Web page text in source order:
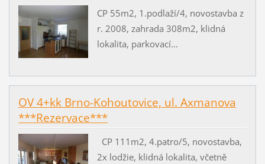
CP 55m2, 1.podlaží/4, novostavba z
r. 2008, zahrada 308m2, klidná
lokalita, parkovací...
OV 4+kk Brno-Kohoutovice, ul. Axmanova
***Rezervace***
CP 111m2, 4.patro/5, novostavba,
2x lodžie, klidná lokalita, včetně